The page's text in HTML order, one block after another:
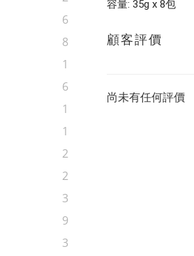
6
8
1
6
1
1
2
2
3
9
3
容量: 35g x 8包
顧客評價
尚未有任何評價